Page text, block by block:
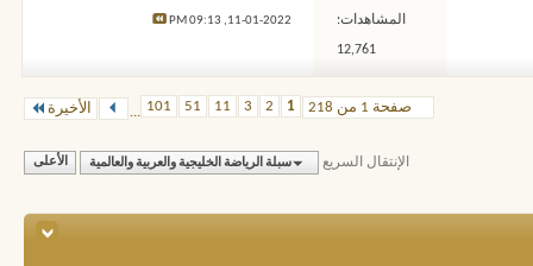
المشاهدات:
12,761
11-01-2022,
09:13 PM
صفحة 1 من 218 1
2
3
11
51
101 الأخيرة
الإنتقال السريع سبلة الرياضة الخليجية والعربية والعالمية الأعلى